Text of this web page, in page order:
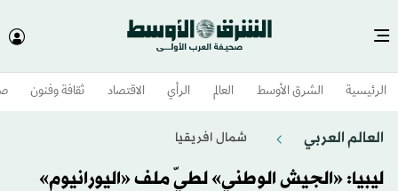
الرئيسية الشرق الأوسط​ العالم الرأي الاقتصاد ثقافة وفنون
العالم العربي شمال افريقيا
ليبيا: «الجيش الوطني» لطيّ ملف «اليورانيوم»